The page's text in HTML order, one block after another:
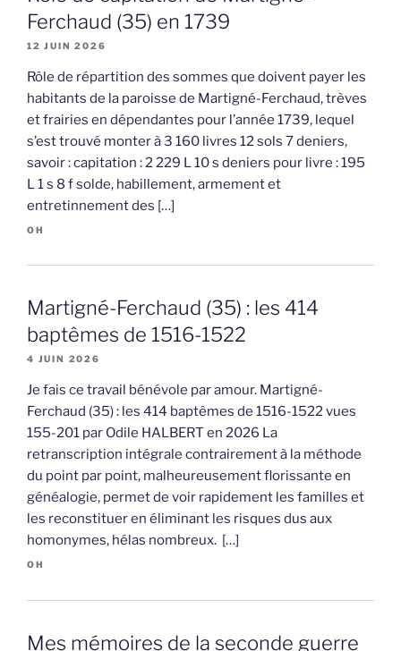
Ferchaud (35) en 1739
12 JUIN 2026
Rôle de répartition des sommes que doivent payer les
habitants de la paroisse de Martigné-Ferchaud, trèves
et frairies en dépendantes pour l’année 1739, lequel
s’est trouvé monter à 3 160 livres 12 sols 7 deniers,
savoir : capitation : 2 229 L 10 s deniers pour livre : 195
L 1 s 8 f solde, habillement, armement et
entretinnement des […]
OH
Martigné-Ferchaud (35) : les 414
baptêmes de 1516-1522
4 JUIN 2026
Je fais ce travail bénévole par amour. Martigné-
Ferchaud (35) : les 414 baptêmes de 1516-1522 vues
155-201 par Odile HALBERT en 2026 La
retranscription intégrale contrairement à la méthode
du point par point, malheureusement florissante en
généalogie, permet de voir rapidement les familles et
les reconstituer en éliminant les risques dus aux
homonymes, hélas nombreux. […]
OH
Mes mémoires de la seconde guerre